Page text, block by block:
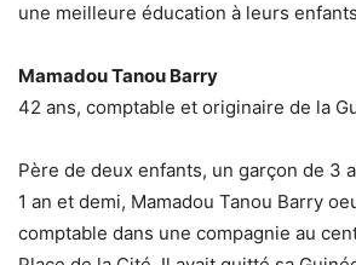
une meilleure éducation à leurs
Mamadou Tanou Barry
42 ans, comptable et originaire de la
Père de deux enfants, un garçon de 3
1 an et demi, Mamadou Tanou Barry
comptable dans une compagnie au